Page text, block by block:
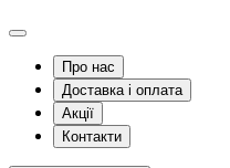
Про нас
Доставка і оплата
Акції
Контакти